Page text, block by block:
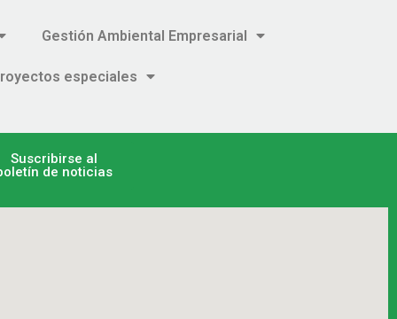
Gestión Ambiental Empresarial
especiales
Suscribirse al
de noticias